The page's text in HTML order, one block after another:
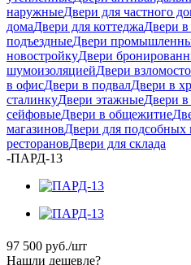
наружныеДвери для частного
домаДвери для коттеджаДвери в
подъездныеДвери
новостройкуДвери
шумоизоляциейДвери
в офисДвери в подвалДвери в
сталинкуДвери этажныеДвери
сейфовыеДвери в общежитие
магазиновДвери для
ресторановДвери для склада
-ПАРД-13
97 500 руб./шт
Нашли дешевле?